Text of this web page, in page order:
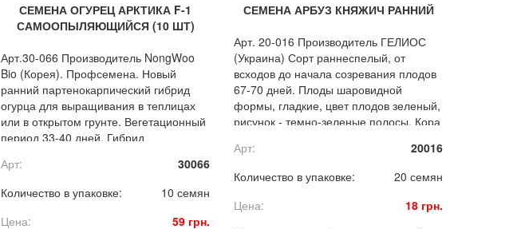
СЕМЕНА ОГУРЕЦ АРКТИКА F-1
САМООПЫЛЯЮЩИЙСЯ (10 ШТ)
Арт.30-066 Производитель NongWoo
Bio (Корея). Профсемена. Новый
ранний партенокарпический гибрид
огурца для выращивания в теплицах
или в открытом грунте. Вегетационный
период 33-40 дней. Гибрид
урожайностью и отличным качеством
Арт:
30066
Количество в упаковке:
10 семян
Цена:
59 грн.
СЕМЕНА АРБУЗ КНЯЖИЧ РАННИЙ
Арт. 20-016 Производитель ГЕЛИОС
(Украина) Сорт раннеспелый, от
всходов до начала созревания плодов
67-70 дней. Плоды шаровидной
формы, гладкие, цвет плодов зеленый,
рисунок - темно-зеленые полосы. Кора
малиновая, сочная, очень сладкая.
Арт:
20016
Количество в упаковке:
20 семян
Цена:
18 грн.